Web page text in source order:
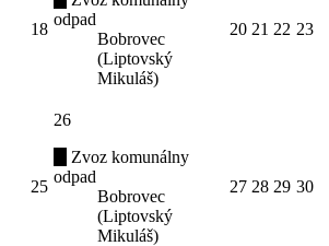
18
odpad
Bobrovec
(Liptovský
Mikuláš)
20 21 22 23
25
26
Zvoz komunálny
odpad
Bobrovec
(Liptovský
Mikuláš)
27 28 29 30